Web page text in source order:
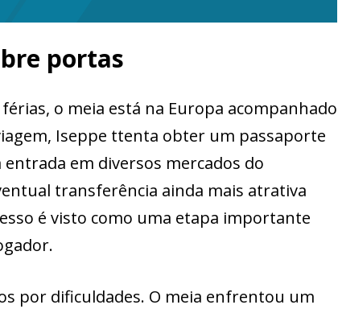
portas
o meia está na Europa acompanhado
Iseppe ttenta obter um passaporte
em diversos mercados do
transferência ainda mais atrativa
é visto como uma etapa importante
por dificuldades. O meia enfrentou um